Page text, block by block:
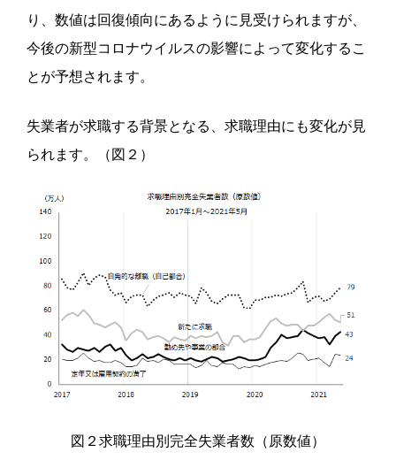
り、数値は回復傾向にあるように見受けられますが、
今後の新型コロナウイルスの影響によって変化するこ
とが予想されます。
失業者が求職する背景となる、求職理由にも変化が見
られます。（図２）
図２求職理由別完全失業者数（原数値）